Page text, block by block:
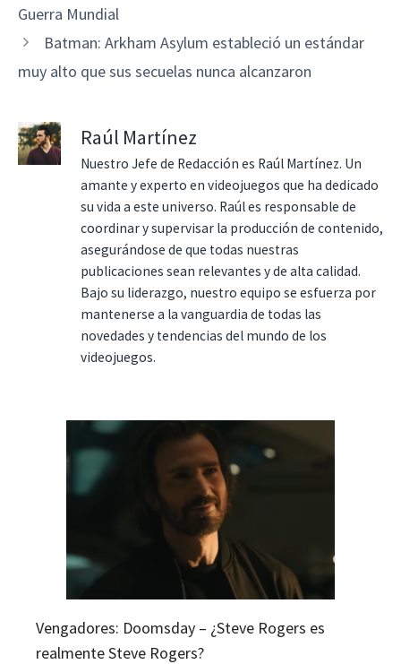
Guerra Mundial
Batman: Arkham Asylum estableció un estándar
muy alto que sus secuelas nunca alcanzaron
Raúl Martínez
Nuestro Jefe de Redacción es Raúl Martínez. Un
amante y experto en videojuegos que ha dedicado
su vida a este universo. Raúl es responsable de
coordinar y supervisar la producción de contenido,
asegurándose de que todas nuestras
publicaciones sean relevantes y de alta calidad.
Bajo su liderazgo, nuestro equipo se esfuerza por
mantenerse a la vanguardia de todas las
novedades y tendencias del mundo de los
videojuegos.
Vengadores: Doomsday – ¿Steve Rogers es
realmente Steve Rogers?